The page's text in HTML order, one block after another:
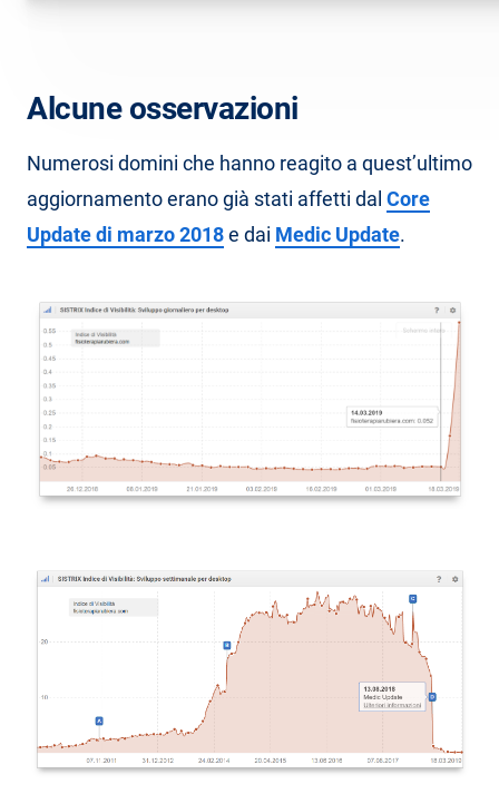
Alcune osservazioni
Numerosi domini che hanno reagito a quest’ultimo
aggiornamento erano già stati affetti dal Core
Update di marzo 2018e dai Medic Update.